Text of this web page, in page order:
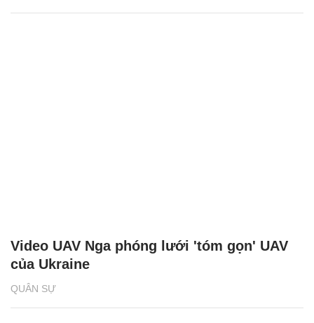
QUÂN SỰ
Video UAV Nga phóng lưới 'tóm gọn' UAV
của Ukraine